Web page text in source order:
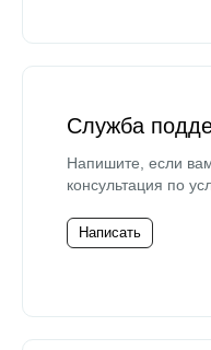
Служба
Напишите, если
консультация по
Написать